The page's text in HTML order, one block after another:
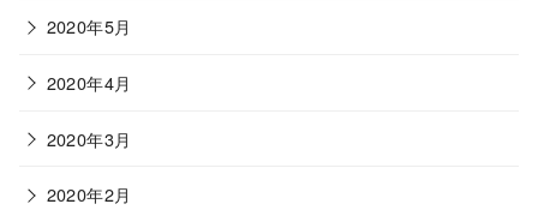
2020年5月
2020年4月
2020年3月
2020年2月